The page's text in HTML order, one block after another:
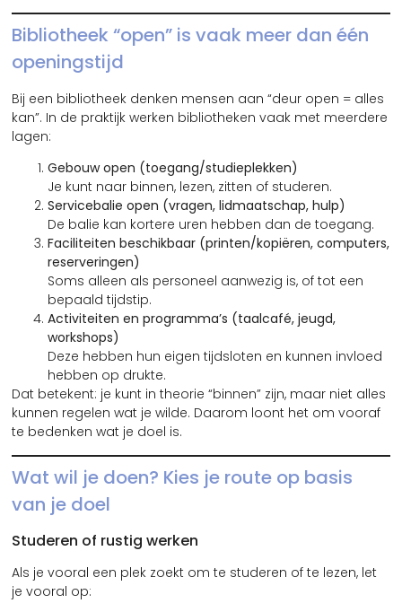
Bibliotheek “open” is vaak meer dan één
openingstijd
Bij een bibliotheek denken mensen aan “deur open = alles
kan”. In de praktijk werken bibliotheken vaak met meerdere
lagen:
Gebouw open (toegang/studieplekken)
Je kunt naar binnen, lezen, zitten of studeren.
Servicebalie open (vragen, lidmaatschap, hulp)
De balie kan kortere uren hebben dan de toegang.
Faciliteiten beschikbaar (printen/kopiëren, computers,
reserveringen)
Soms alleen als personeel aanwezig is, of tot een
bepaald tijdstip.
Activiteiten en programma’s (taalcafé, jeugd,
workshops)
Deze hebben hun eigen tijdsloten en kunnen invloed
hebben op drukte.
Dat betekent: je kunt in theorie “binnen” zijn, maar niet alles
kunnen regelen wat je wilde. Daarom loont het om vooraf
te bedenken wat je doel is.
Wat wil je doen? Kies je route op basis
van je doel
Studeren of rustig werken
Als je vooral een plek zoekt om te studeren of te lezen, let
je vooral op: